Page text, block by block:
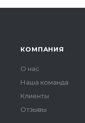
КОМПАНИЯ
О нас
Наша команда
Клиенты
Отзывы